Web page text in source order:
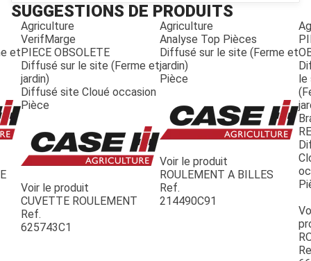
JOUET
SUGGESTIONS DE PRODUITS
et
Agriculture
VerifMarge
PIECE OBSOLETE
Diffusé sur le site (Ferme et
jardin)
Diffusé site Cloué occasion
Pièce
Voir le produit
CUVETTE ROULEMENT
Ref.
625743C1
Agriculture
Analyse Top Pièces
Diffusé sur le site (Ferme et
jardin)
Pièce
Voir le produit
ROULEMENT A BILLES
Ref.
214490C91
le